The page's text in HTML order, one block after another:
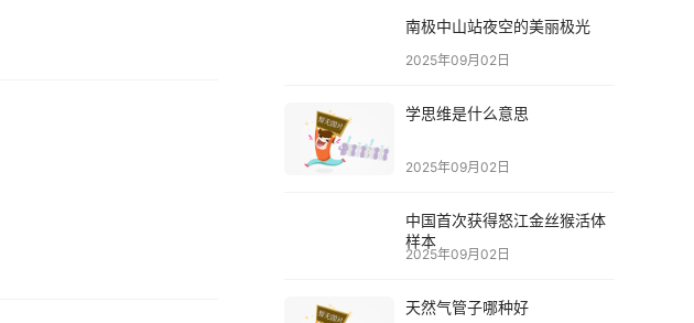
南极中山站夜空的美丽极光
2025年09月02日
学思维是什么意思
2025年09月02日
中国首次获得怒江金丝猴活体
样本
2025年09月02日
天然气管子哪种好